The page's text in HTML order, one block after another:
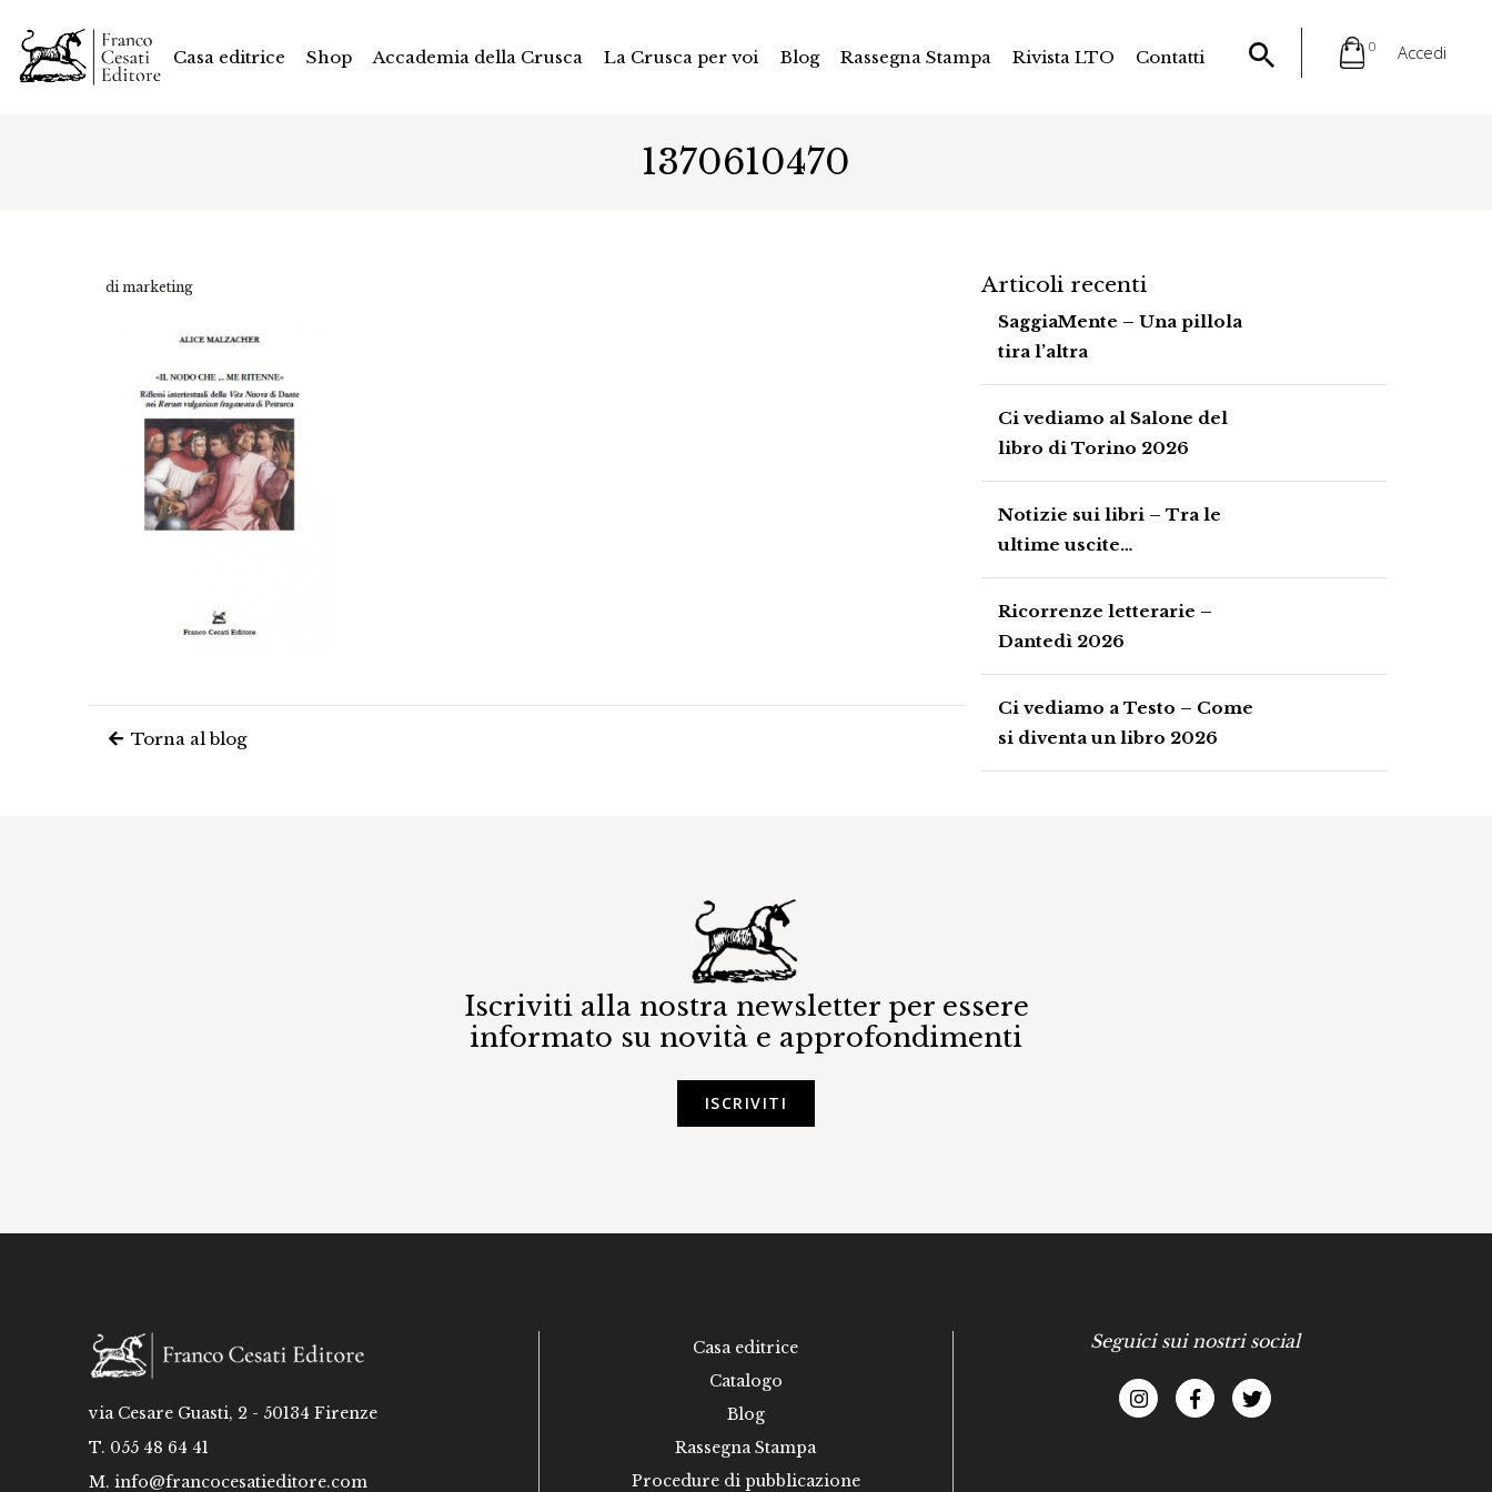
Casa editrice Shop Accademia della Crusca La Crusca per voi Blog Rassegna Stampa Rivista LTO Contatti
0 Accedi
1370610470
di marketing
Torna al blog
Articoli recenti
SaggiaMente – Una pillola
tira l’altra
Ci vediamo al Salone del
libro di Torino 2026
Notizie sui libri – Tra le
ultime uscite…
Ricorrenze letterarie –
Dantedì 2026
Ci vediamo a Testo – Come
si diventa un libro 2026
Iscriviti alla nostra newsletter per essere
informato su novità e approfondimenti
ISCRIVITI
via Cesare Guasti, 2 - 50134 Firenze
T. 055 48 64 41
M. info@francocesatieditore.com
Casa editrice
Catalogo
Blog
Rassegna Stampa
Procedure di pubblicazione
Seguici sui nostri social